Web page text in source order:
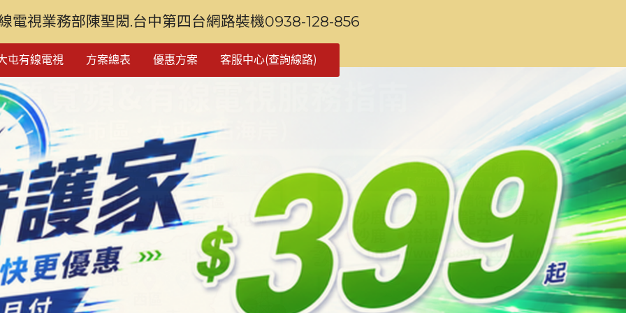
電視業務部陳聖閎.台中第四台網路裝機0938-128-856
屯有線電視 方案總表 優惠方案 客服中心(查詢線路)